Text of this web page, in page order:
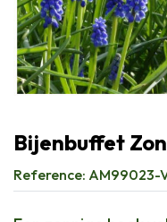
Bijenbuffet
Reference: AM99023-